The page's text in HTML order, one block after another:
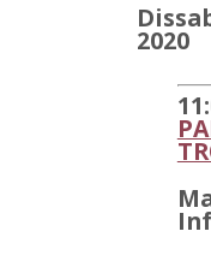
2020